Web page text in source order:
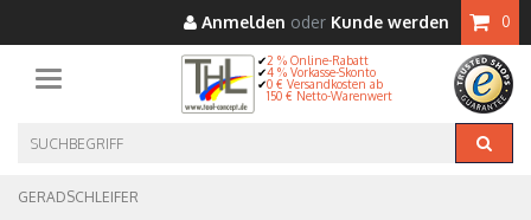
Anmelden oder Kunde werden 0
Toggle navigation
2 % Online-Rabatt
4 % Vorkasse-Skonto
0 € Versandkosten ab
150 € Netto-Warenwert
GERADSCHLEIFER